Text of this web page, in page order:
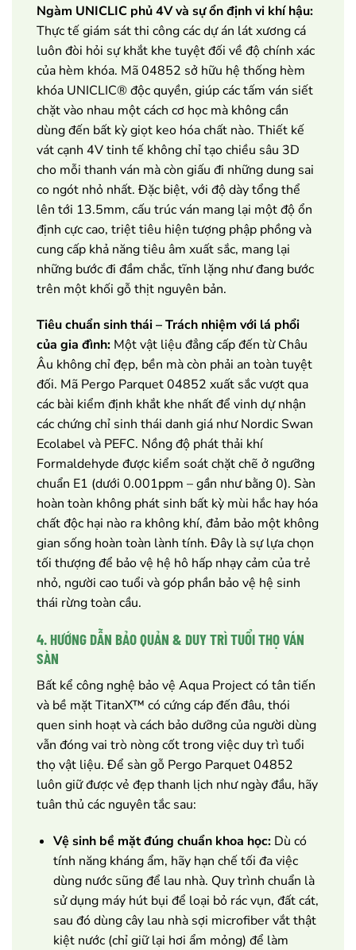
Ngàm UNICLIC phủ 4V và sự ổn định vi khí hậu:
Thực tế giám sát thi công các dự án lát xương cá
luôn đòi hỏi sự khắt khe tuyệt đối về độ chính xác
của hèm khóa. Mã 04852 sở hữu hệ thống hèm
khóa UNICLIC® độc quyền, giúp các tấm ván siết
chặt vào nhau một cách cơ học mà không cần
dùng đến bất kỳ giọt keo hóa chất nào. Thiết kế
vát cạnh 4V tinh tế không chỉ tạo chiều sâu 3D
cho mỗi thanh ván mà còn giấu đi những dung sai
co ngót nhỏ nhất. Đặc biệt, với độ dày tổng thể
lên tới 13.5mm, cấu trúc ván mang lại một độ ổn
định cực cao, triệt tiêu hiện tượng phập phồng và
cung cấp khả năng tiêu âm xuất sắc, mang lại
những bước đi đầm chắc, tĩnh lặng như đang bước
trên một khối gỗ thịt nguyên bản.
Tiêu chuẩn sinh thái – Trách nhiệm với lá phổi
của gia đình: Một vật liệu đẳng cấp đến từ Châu
Âu không chỉ đẹp, bền mà còn phải an toàn tuyệt
đối. Mã Pergo Parquet 04852 xuất sắc vượt qua
các bài kiểm định khắt khe nhất để vinh dự nhận
các chứng chỉ sinh thái danh giá như Nordic Swan
Ecolabel và PEFC. Nồng độ phát thải khí
Formaldehyde được kiểm soát chặt chẽ ở ngưỡng
chuẩn E1 (dưới 0.001ppm – gần như bằng 0). Sàn
hoàn toàn không phát sinh bất kỳ mùi hắc hay hóa
chất độc hại nào ra không khí, đảm bảo một không
gian sống hoàn toàn lành tính. Đây là sự lựa chọn
tối thượng để bảo vệ hệ hô hấp nhạy cảm của trẻ
nhỏ, người cao tuổi và góp phần bảo vệ hệ sinh
thái rừng toàn cầu.
4. HƯỚNG DẪN BẢO QUẢN & DUY TRÌ TUỔI THỌ VÁN
SÀN
Bất kể công nghệ bảo vệ Aqua Project có tân tiến
và bề mặt TitanX™ có cứng cáp đến đâu, thói
quen sinh hoạt và cách bảo dưỡng của người dùng
vẫn đóng vai trò nòng cốt trong việc duy trì tuổi
thọ vật liệu. Để sàn gỗ Pergo Parquet 04852
luôn giữ được vẻ đẹp thanh lịch như ngày đầu, hãy
tuân thủ các nguyên tắc sau:
Vệ sinh bề mặt đúng chuẩn khoa học:Dù có
tính năng kháng ẩm, hãy hạn chế tối đa việc
dùng nước sũng để lau nhà. Quy trình chuẩn là
sử dụng máy hút bụi để loại bỏ rác vụn, đất cát,
sau đó dùng cây lau nhà sợi microfiber vắt thật
kiệt nước (chỉ giữ lại hơi ẩm mỏng) để làm